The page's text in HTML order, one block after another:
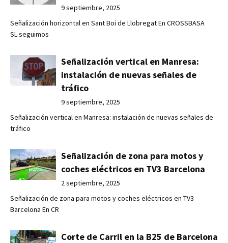
9 septiembre, 2025
Señalización horizontal en Sant Boi de Llobregat En CROSSBASA
SL seguimos
Señalización vertical en Manresa:
instalación de nuevas señales de
tráfico
9 septiembre, 2025
Señalización vertical en Manresa: instalación de nuevas señales de
tráfico
Señalización de zona para motos y
coches eléctricos en TV3 Barcelona
2 septiembre, 2025
Señalización de zona para motos y coches eléctricos en TV3
Barcelona En CR
Corte de Carril en la B25 de Barcelona